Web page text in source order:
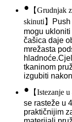
• 【Grudnjak
skinuti 】
mogu
čašica daje
mrežasta
tkaninom
izgubiti
• 【Istezanje u
se rasteže u
praktičnijim